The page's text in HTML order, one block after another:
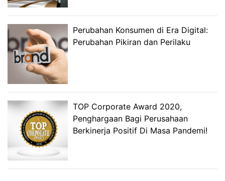
Perubahan Konsumen di Era Digital:
Perubahan Pikiran dan Perilaku
TOP Corporate Award 2020,
Penghargaan Bagi Perusahaan
Berkinerja Positif Di Masa Pandemi!